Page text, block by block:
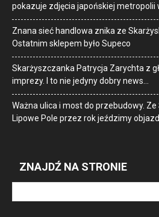
pokazuje zdjęcia japońskiej metropolii
Znana sieć handlowa znika ze
Ostatnim sklepem było Supeco
Skarżyszczanka Patrycja Zarychta z
imprezy. I to nie jedyny dobry news…
Ważna ulica i most do przebudowy.
Lipowe Pole przez rok jeździmy
ZNAJDŹ NA STRONIE